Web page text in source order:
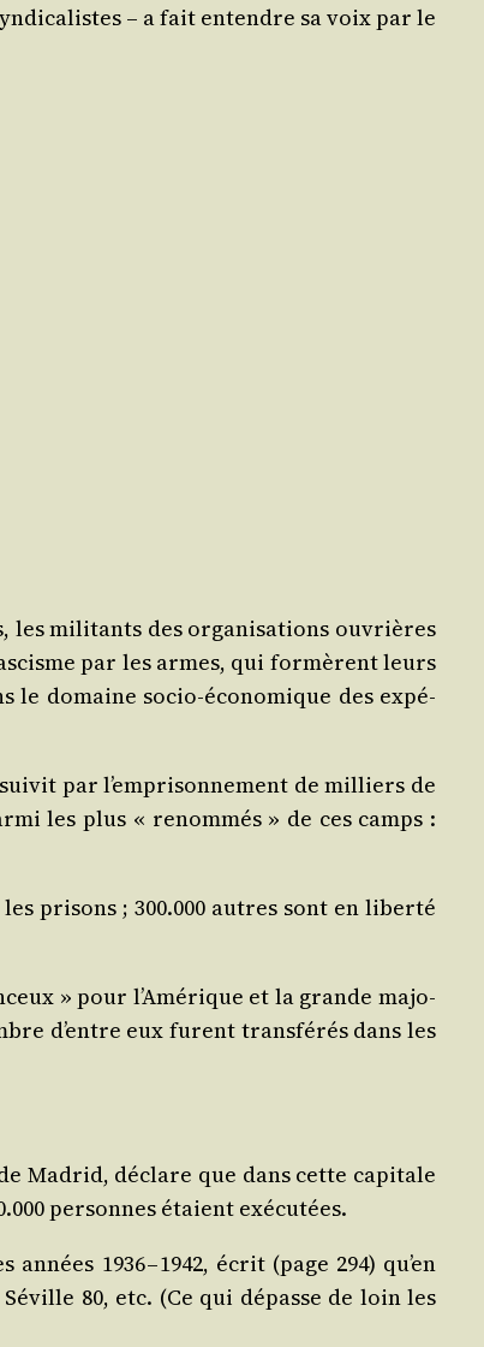
– a fait entendre sa voix par le
les mili­tants des orga­ni­sa­tions ouvrières
par les armes, qui for­mèrent leurs
domaine socio-éco­no­mique des expé­
par l’emprisonnement de mil­liers de
les plus « renom­més » de ces camps :
pri­sons ; 300.000 autres sont en liber­té
» pour l’Amérique et la grande majo­
d’entre eux furent trans­fé­rés dans les
Madrid, déclare que dans cette capi­tale
per­sonnes étaient exécutées.
1936 – 1942, écrit (page 294) qu’en
80, etc. (Ce qui dépasse de loin les